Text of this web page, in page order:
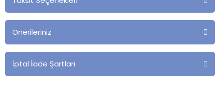
Önerileriniz
İptal İade Şartları